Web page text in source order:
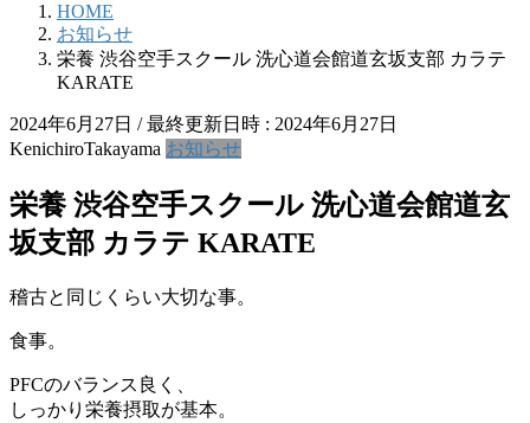
HOME
お知らせ
栄養 渋谷空手スクール 洗心道会館道玄坂支部 カラテ
KARATE
2024年6月27日 / 最終更新日時 : 2024年6月27日
KenichiroTakayama お知らせ
栄養 渋谷空手スクール 洗心道会館道玄
坂支部 カラテ KARATE
稽古と同じくらい大切な事。
食事。
PFCのバランス良く、
しっかり栄養摂取が基本。